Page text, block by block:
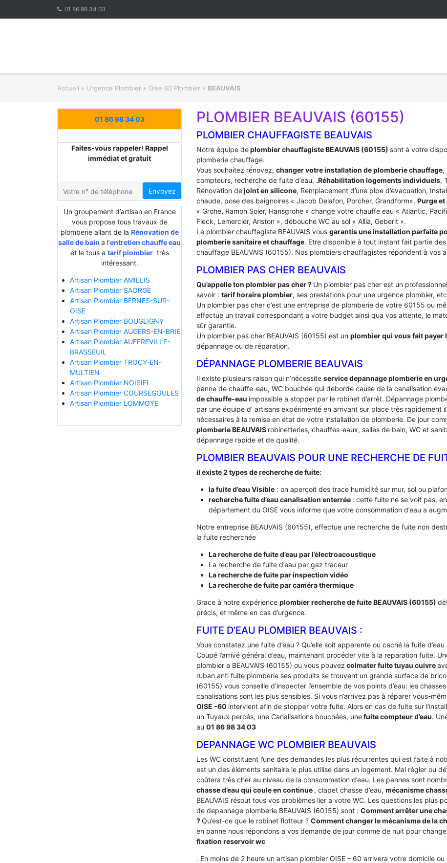
01 86 98 34 03
Accueil » Urgence Plombier » Oise 60 Plombier » BEAUVAIS
01 86 98 34 03
Faites-vous rappeler! Rappel
immédiat et gratuit
Envoyez
Un groupement d’artisan en France
vous propose tous travaux de
plomberie allant de la Rénovation de
salle de bain a l’entretien chauffe eau
et le tous a tarif plombiertrès
intéressant.
Artisan Plombier AMILLIS
Artisan Plombier SAORGE
Artisan Plombier BERNES-SUR-
OISE
Artisan Plombier BOUGLIGNY
Artisan Plombier AUGERS-EN-BRIE
Artisan Plombier AUFFREVILLE-
BRASSEUIL
Artisan Plombier TROCY-EN-
MULTIEN
Artisan Plombier NOISIEL
Artisan Plombier COURSEGOULES
Artisan Plombier LOMMOYE
PLOMBIER BEAUVAIS (60155)
PLOMBIER CHAUFFAGISTE BEAUVAIS
Notre équipe deplombier chauffagiste BEAUVAIS (60155) sont à votre
plomberie chauffage.
Vous souhaitez rénovez, changer votre installation de plomberie chauffage,
compteurs, recherche de fuite d’eau, .Réhabilitation logements individuels,
Rénovation dejoint en silicone, Remplacement d’une pipe d’évacuation,
chaude, pose des baignoires « Jacob Delafon, Porcher, Grandform», Purge
« Grohe, Ramon Soler, Hansgrohe » change votre chauffe eau « Atlantic,
Fleck, Lemercier, Ariston », débouche WC au sol « Allia, Geberit ».
Le plombier chauffagiste BEAUVAIS vous garantis une installation parfaite
plomberie sanitaire et chauffage. Etre disponible à tout instant fait partie
chauffage BEAUVAIS (60155). Nos plombiers chauffagistes répondent à vos
PLOMBIER PAS CHER BEAUVAIS
Qu’appelle ton plombier pas cher ? Un plombier pas cher est un
savoir : tarif horaire plombier, ses prestations pour une urgence plombier,
Un plombier pas cher c’est une entreprise de plomberie de votre 60155 ou
effectue un travail correspondant a votre budget ainsi qua vos attente, le
sûr garantie.
Un plombier pas cher BEAUVAIS (60155) est un plombier qui vous fait payer
dépannage ou de réparation.
DÉPANNAGE PLOMBERIE BEAUVAIS
Il existe plusieurs raison qui n’nécessite service depannage plomberie en
panne de chauffe-eau, WC bouchée qui déborde cause de la canalisation
de chauffe-eau impossible a stopper par le robinet d’arrêt. Dépannage
par une équipe d’ artisans expérimenté en arrivant sur place très
nécessaires à la remise en état de votre installation de plomberie. De jour
plomberie BEAUVAIS robinetteries, chauffes-eaux, salles de bain, WC et
dépannage rapide et de qualité.
PLOMBIER BEAUVAIS POUR UNE RECHERCHE DE
il existe 2 types de recherche de fuite:
la fuite d’eau Visible: on aperçoit des trace humidité sur mur, sol ou
recherche fuite d’eau canalisation enterrée : cette fuite ne se voit pas,
département du OISE vous informe que votre consommation d’eau a
Notre entreprise BEAUVAIS (60155), effectue une recherche de fuite non
la fuite recherchée
La recherche de fuite d’eau par l’électroacoustique
La recherche de fuite d’eau par gaz traceur
La recherche de fuite par inspection vidéo
La recherche de fuite par caméra thermique
Grace à notre expérience plombier recherche de fuite BEAUVAIS (60155)
précis, et même en cas d’urgence.
FUITE D’EAU PLOMBIER BEAUVAIS :
Vous constatez une fuite d’eau ? Qu’elle soit apparente ou caché la fuite
Coupé l’arrivé général d’eau, maintenant procéder vite à la reparation fuite.
plombier a BEAUVAIS (60155) ou vous pouvez colmater fuite tuyau cuivre
ruban anti fuite plomberie ses produits se trouvent un grande surface de
(60155) vous conseille d’inspecter l’ensemble de vos points d’eau: les
canalisations sont les plus sensibles. Si vous n’arrivez pas à réparer vous-
OISE -60 intervient afin de stopper votre fuite. Alors en cas de fuite sur
un Tuyaux percés, une Canalisations bouchées, unefuite compteur d’eau.
au 01 86 98 34 03
DEPANNAGE WC PLOMBIER BEAUVAIS
Les WC constituent l’une des demandes les plus récurrentes qui est faite à
est un des éléments sanitaire le plus utilisé dans un logement. Mal régler ou
coûtera très cher au niveau de la consommation d’eau. Les pannes sont
chasse d’eau qui coule en continue , clapet chasse d’eau, mécanisme
BEAUVAIS résout tous vos problèmes lier a votre WC. Les questions les plus
de depannage plomberie BEAUVAIS (60155) sont : Comment arrêter une
?Qu’est-ce que le robinet flotteur ? Comment changer le mécanisme de la
en panne nous répondons a vos demande de jour comme de nuit pour
fixation reservoir wc
. En moins de 2 heure un artisan plombier OISE – 60 arrivera votre domicile